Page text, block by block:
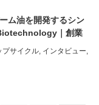
ム油を開発するシン
｜創業
プサイクル, インタビュー,